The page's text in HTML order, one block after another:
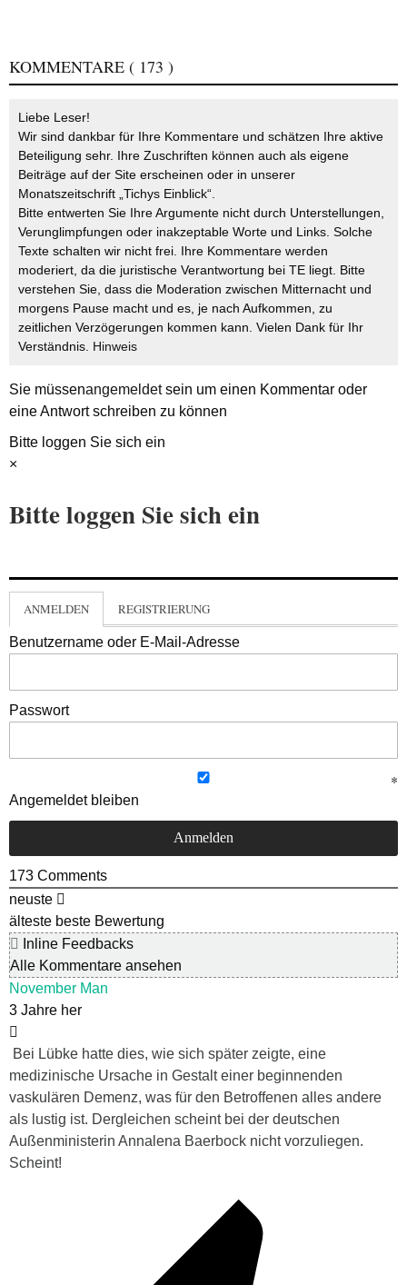
KOMMENTARE ( 173 )
Liebe Leser!
Wir sind dankbar für Ihre Kommentare und schätzen Ihre aktive
Beteiligung sehr. Ihre Zuschriften können auch als eigene
Beiträge auf der Site erscheinen oder in unserer
Monatszeitschrift „Tichys Einblick“.
Bitte entwerten Sie Ihre Argumente nicht durch Unterstellungen,
Verunglimpfungen oder inakzeptable Worte und Links. Solche
Texte schalten wir nicht frei. Ihre Kommentare werden
moderiert, da die juristische Verantwortung bei TE liegt. Bitte
verstehen Sie, dass die Moderation zwischen Mitternacht und
morgens Pause macht und es, je nach Aufkommen, zu
zeitlichen Verzögerungen kommen kann. Vielen Dank für Ihr
Verständnis. Hinweis
Sie müssenangemeldetsein um einen Kommentar oder
eine Antwort schreiben zu können
Bitte loggen Sie sich ein
×
Bitte loggen Sie sich ein
ANMELDEN REGISTRIERUNG
Benutzername oder E-Mail-Adresse
Passwort
Angemeldet bleiben
173 Comments
neuste
älteste beste Bewertung
Inline Feedbacks
Alle Kommentare ansehen
November Man
3 Jahre her
Bei Lübke hatte dies, wie sich später zeigte, eine
medizinische Ursache in Gestalt einer beginnenden
vaskulären Demenz, was für den Betroffenen alles andere
als lustig ist. Dergleichen scheint bei der deutschen
Außenministerin Annalena Baerbock nicht vorzuliegen.
Scheint!